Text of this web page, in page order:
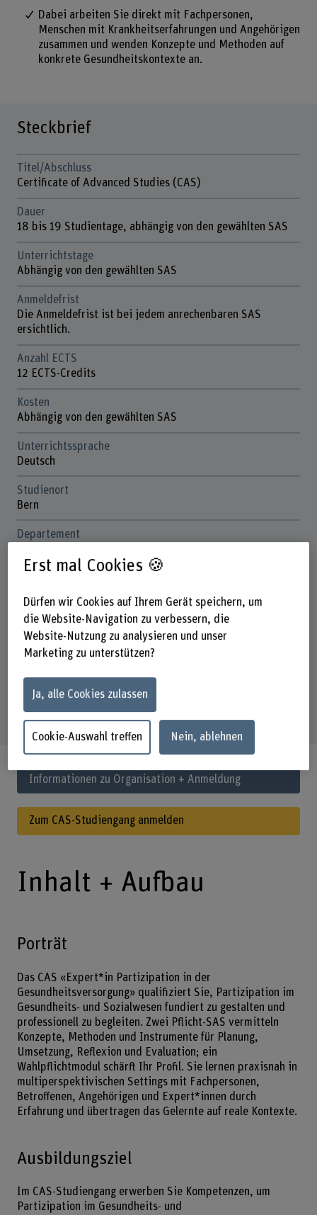
Dabei arbeiten Sie direkt mit Fachpersonen,
Menschen mit Krankheitserfahrungen und Angehörigen
zusammen und wenden Konzepte und Methoden auf
konkrete Gesundheitskontexte an.
Steckbrief
Titel/Abschluss
Certificate of Advanced Studies (CAS)
Dauer
18 bis 19 Studientage, abhängig von den gewählten SAS
Unterrichtstage
Abhängig von den gewählten SAS
Anmeldefrist
Die Anmeldefrist ist bei jedem anrechenbaren SAS
ersichtlich.
Anzahl ECTS
12 ECTS-Credits
Kosten
Abhängig von den gewählten SAS
Unterrichtssprache
Deutsch
Studienort
Bern
Departement
Anmeldung.
Kontakt
Studienorganisation Weiterbildung Gesundheit
E-Mail anzeigen
Informationen zu Organisation + Anmeldung
Zum CAS-Studiengang anmelden
Inhalt + Aufbau
Porträt
Das CAS «Expert*in Partizipation in der
Gesundheitsversorgung» qualifiziert Sie, Partizipation im
Gesundheits- und Sozialwesen fundiert zu gestalten und
professionell zu begleiten. Zwei Pflicht-SAS vermitteln
Konzepte, Methoden und Instrumente für Planung,
Umsetzung, Reflexion und Evaluation; ein
Wahlpflichtmodul schärft Ihr Profil. Sie lernen praxisnah in
multiperspektivischen Settings mit Fachpersonen,
Betroffenen, Angehörigen und Expert*innen durch
Erfahrung und übertragen das Gelernte auf reale Kontexte.
Ausbildungsziel
Im CAS-Studiengang erwerben Sie Kompetenzen, um
Partizipation im Gesundheits- und
Erst mal Cookies 🍪
Dürfen wir Cookies auf Ihrem Gerät speichern, um
die Website-Navigation zu verbessern, die
Website-Nutzung zu analysieren und unser
Marketing zu unterstützen?
Ja, alle Cookies zulassen
Cookie-Auswahl treffen Nein, ablehnen